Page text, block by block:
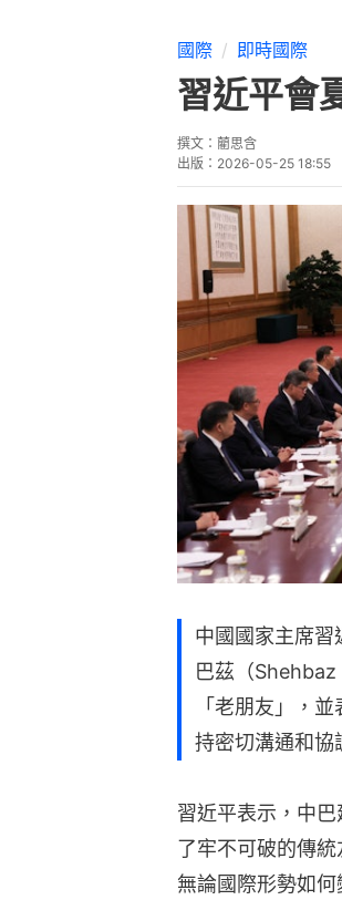
國際 即時國際
習近平會
撰文： 藺思含
出版： 2026-05-25 18:55
中國國家主席
巴茲（
「老朋友」，
持密切溝通和協
習近平表示，中
了牢不可破的傳
無論國際形勢如